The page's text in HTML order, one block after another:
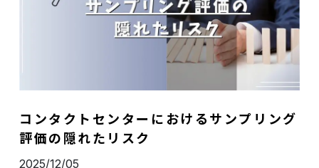
コンタクトセンターにおけるサンプリング
評価の隠れたリスク
2025/12/05